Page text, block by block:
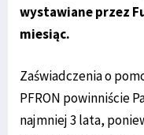
wystawiane przez
miesiąc.
Zaświadczenia o
PFRON powinniście
najmniej 3 lata,